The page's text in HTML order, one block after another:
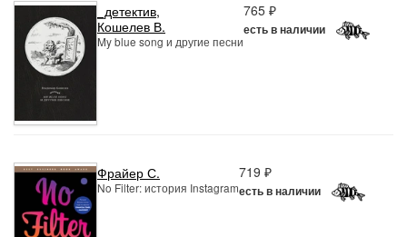
_детектив,
Кошелев В.
My blue song и другие песни
765 ₽
есть в наличии
Фрайер С.
No Filter: история Instagram
719 ₽
есть в наличии